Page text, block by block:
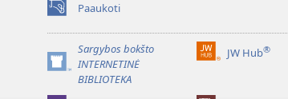
Paaukoti
(atsiveria
naujas
langas)Sargybos bokšto
INTERNETINĖ
BIBLIOTEKA
(atsiveria
naujas
JW Hub®
(atsiveria